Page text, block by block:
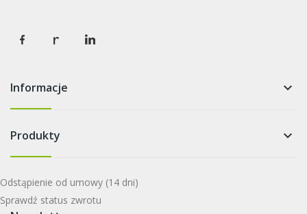
Informacje keyboard_arrow_down
Produkty keyboard_arrow_down
Odstąpienie od umowy (14 dni)
Sprawdź status zwrotu